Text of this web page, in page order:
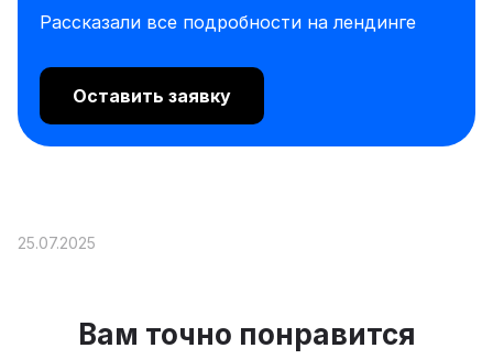
Рассказали все подробности на лендинге
Оставить заявку
25.07.2025
Вам точно понравится